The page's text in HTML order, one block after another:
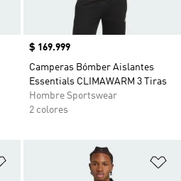
Precio
$ 169.999
Camperas Bómber Aislantes
Essentials CLIMAWARM 3 Tiras
Hombre Sportswear
2 colores
Añadir a la lista de deseos